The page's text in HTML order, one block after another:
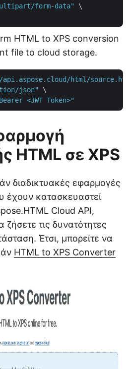
form-data"
\
HTML to XPS conversion
file to cloud storage.
html/source.html/
json"
\
<JWT Token>"
HTML σε XPS
διαδικτυακές εφαρμογές
έχουν κατασκευαστεί
Cloud API,
ζήσετε τις δυνατότητες
Έτσι, μπορείτε να
HTML to XPS Converter